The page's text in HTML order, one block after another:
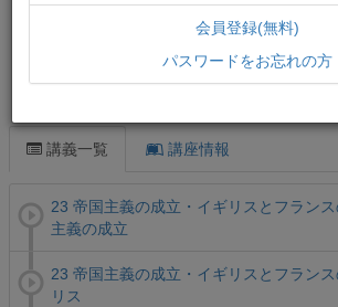
講義一覧 講座情報
23 帝国主義の成立・イギリスとフラン
主義の成立
23 帝国主義の成立・イギリスとフラン
リス
会員登録(無料)
パスワードをお忘れの方